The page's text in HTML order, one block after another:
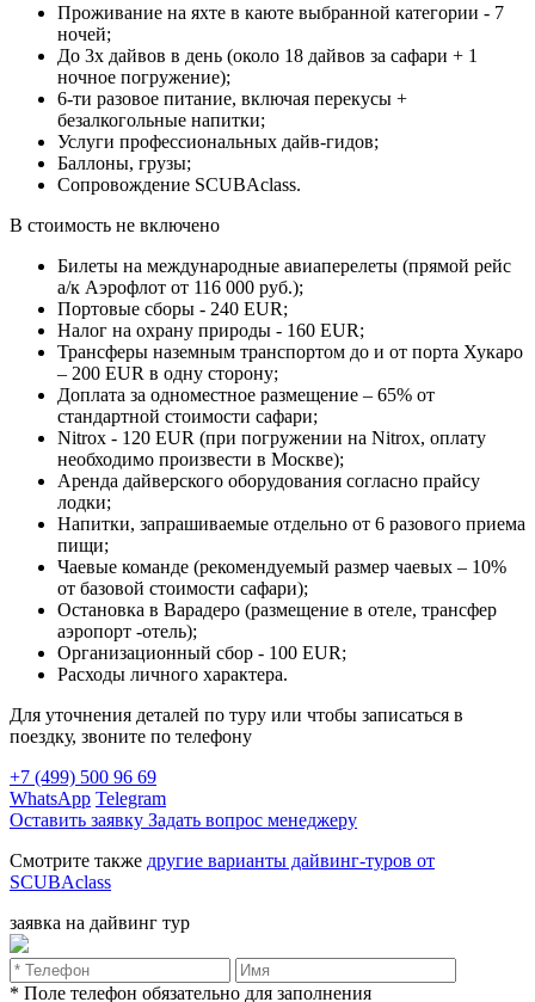
Проживание на яхте в каюте выбранной категории - 7
ночей;
До 3х дайвов в день (около 18 дайвов за сафари + 1
ночное погружение);
6-ти разовое питание, включая перекусы +
безалкогольные напитки;
Услуги профессиональных дайв-гидов;
Баллоны, грузы;
Сопровождение SCUBAclass.
В стоимость не включено
Билеты на международные авиаперелеты (прямой рейс
а/к Аэрофлот от 116 000 руб.);
Портовые сборы - 240 EUR;
Налог на охрану природы - 160 EUR;
Трансферы наземным транспортом до и от порта Хукаро
– 200 EUR в одну сторону;
Доплата за одноместное размещение – 65% от
стандартной стоимости сафари;
Nitrox - 120 EUR (при погружении на Nitrox, оплату
необходимо произвести в Москве);
Аренда дайверского оборудования согласно прайсу
лодки;
Напитки, запрашиваемые отдельно от 6 разового приема
пищи;
Чаевые команде (рекомендуемый размер чаевых – 10%
от базовой стоимости сафари);
Остановка в Варадеро (размещение в отеле, трансфер
аэропорт -отель);
Организационный сбор - 100 EUR;
Расходы личного характера.
Для уточнения деталей по туру или чтобы записаться в
поездку, звоните по телефону
+7 (499) 500 96 69
WhatsApp Telegram
Оставить заявку Задать вопрос менеджеру
Смотрите также другие варианты дайвинг-туров от
SCUBAclass
заявка на дайвинг тур
* Поле телефон обязательно для заполнения